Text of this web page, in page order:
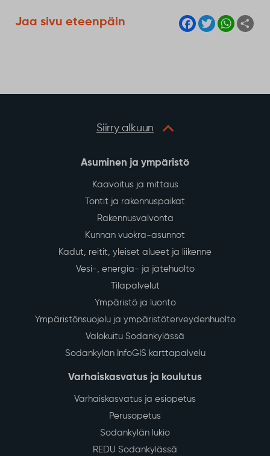
Jaa sivu eteenpäin
F
a
T
w
W
h
Siirry alkuun
Asuminen ja ympäristö
Kaavoitus ja mittaus
Tontit ja rakennuspaikat
Rakennusvalvonta
Kunnan vuokra-asunnot
Kadut, reitit, yleiset alueet ja liikenne
Vesi-, energia- ja jätehuolto
Tilapalvelut
Ympäristö ja luonto
Ympäristönsuojelu ja ympäristöterveydenhuolto
Valokuitu Sodankylässä
Sodankylän InfoGIS karttapalvelu
Varhaiskasvatus ja koulutus
Varhaiskasvatus ja esiopetus
Perusopetus
Sodankylän lukio
REDU Sodankylässä